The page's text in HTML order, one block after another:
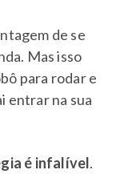
de se
Mas isso
para rodar e
entrar na sua
é infalível.